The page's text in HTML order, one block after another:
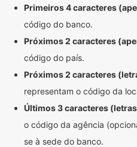
Primeiros 4 caracteres
código do banco.
Próximos 2 caracteres
código do país.
Próximos 2 caracteres
representam o código da
Últimos 3 caracteres
o código da agência
se à sede do banco.